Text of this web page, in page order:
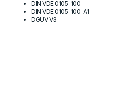
DIN VDE 0105-100
DIN VDE 0105-100-A1
DGUV V3